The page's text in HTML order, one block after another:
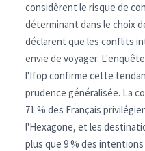
considèrent le risque de
déterminant dans le choix
déclarent que les conflits
envie de voyager.
l'Ifop confirme cette
prudence généralisée. La
71 % des Français
l'Hexagone, et les
plus que 9 % des